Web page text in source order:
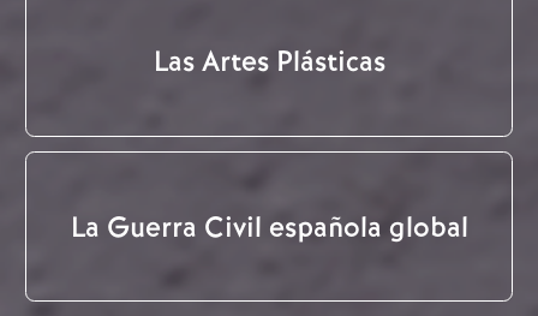
Las Artes Plásticas
La Guerra Civil española global